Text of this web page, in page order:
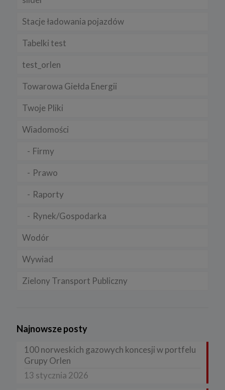
Stacje ładowania pojazdów
Tabelki test
test_orlen
Towarowa Giełda Energii
Twoje Pliki
Wiadomości
Firmy
Prawo
Raporty
Rynek/Gospodarka
Wodór
Wywiad
Zielony Transport Publiczny
Najnowsze posty
100 norweskich gazowych koncesji w portfelu
Grupy Orlen
13 stycznia 2026
zamieszczenie w serwisie jej nowej wersji.
Regulamin serwisu